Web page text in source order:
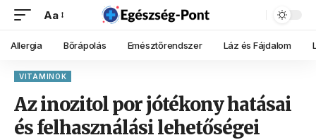
Aa
Allergia Bőrápolás Emésztőrendszer Láz és Fájdalom
VITAMINOK
Az inozitol por jótékony hatásai
és felhasználási lehetőségei